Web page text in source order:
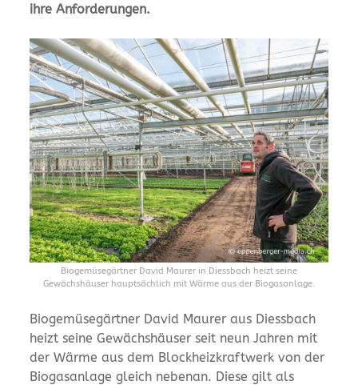
ihre Anforderungen.
Biogemüsegärtner David Maurer in Diessbach heizt seine
Gewächshäuser hauptsächlich mit Wärme aus der Biogasanlage.
Biogemüsegärtner David Maurer aus Diessbach
heizt seine Gewächshäuser seit neun Jahren mit
der Wärme aus dem Blockheizkraftwerk von der
Biogasanlage gleich nebenan. Diese gilt als